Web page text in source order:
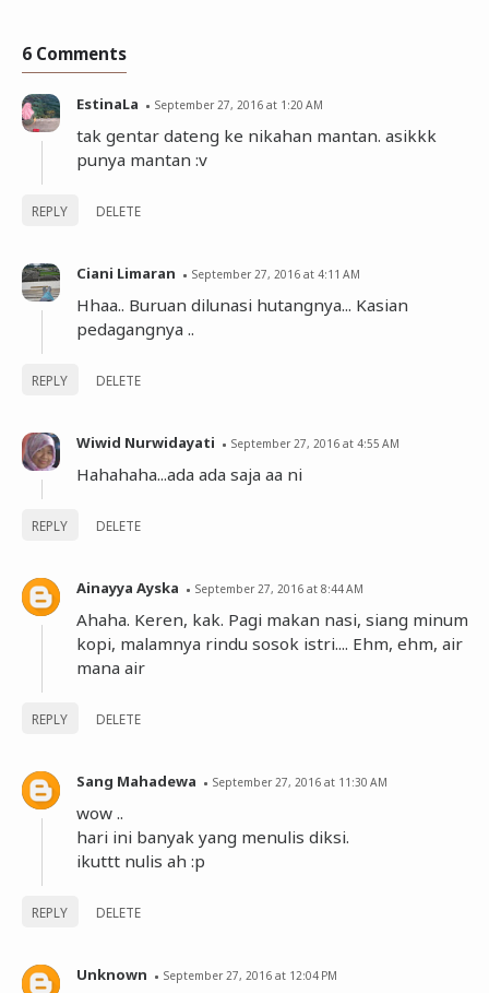
6 Comments
EstinaLa September 27, 2016 at 1:20 AM
tak gentar dateng ke nikahan mantan. asikkk
punya mantan :v
REPLY DELETE
Ciani Limaran September 27, 2016 at 4:11 AM
Hhaa.. Buruan dilunasi hutangnya... Kasian
pedagangnya ..
REPLY DELETE
Wiwid Nurwidayati September 27, 2016 at 4:55 AM
Hahahaha...ada ada saja aa ni
REPLY DELETE
Ainayya Ayska September 27, 2016 at 8:44 AM
Ahaha. Keren, kak. Pagi makan nasi, siang minum
kopi, malamnya rindu sosok istri.... Ehm, ehm, air
mana air
REPLY DELETE
Sang Mahadewa September 27, 2016 at 11:30 AM
wow ..
hari ini banyak yang menulis diksi.
ikuttt nulis ah :p
REPLY DELETE
Unknown September 27, 2016 at 12:04 PM